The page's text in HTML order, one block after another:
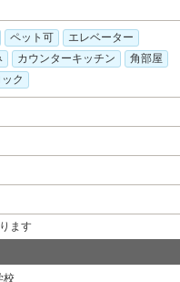
ペット可
エレベーター
カウンターキッチン
角部屋
ク
ます
校